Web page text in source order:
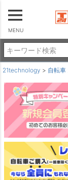
MENU
21technology 自転車